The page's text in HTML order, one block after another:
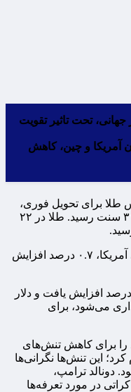
تحت تاثیر تقویت
آمریکا و چین، کاهش
طلا برای تحویل فوری،
۰.۳ درصد کاهش یافت و به ۳۳۰۹ دلار ۳۱ سنت رسید. طلا در ۲۲
بهای هر اونس طلا در بازار معاملات آتی آمریکا، ۰.۷ درصد افزایش
دلار آمریکا در برابر سبدی از ارزها، ۰.۲ درصد افزایش یافت و دلار
می‌شود، برای
را برای کاهش تنش‌های
این تنش‌ها نگرانی‌ها
دونالد ترامپ،
در مورد تعرفه‌ها